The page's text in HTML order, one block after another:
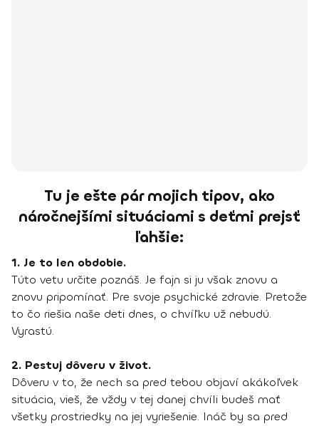
Tu je ešte pár mojich tipov, ako
náročnejšími situáciami s deťmi prejsť
ľahšie:
1. Je to len obdobie.
Túto vetu určite poznáš. Je fajn si ju však znovu a
znovu pripomínať. Pre svoje psychické zdravie. Pretože
to čo riešia naše deti dnes, o chvíľku už nebudú.
Vyrastú.
2. Pestuj dôveru v život.
Dôveru v to, že nech sa pred tebou objaví akákoľvek
situácia, vieš, že vždy v tej danej chvíli budeš mať
všetky prostriedky na jej vyriešenie. Ináč by sa pred